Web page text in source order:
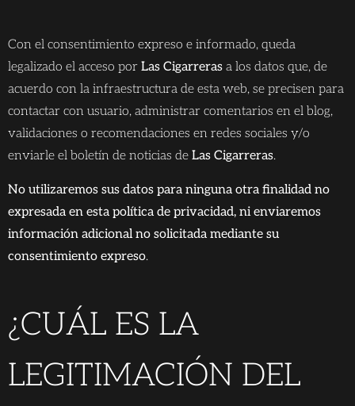
Con el consentimiento expreso e informado, queda
legalizado el acceso por Las Cigarreras a los datos que, de
acuerdo con la infraestructura de esta web, se precisen para
contactar con usuario, administrar comentarios en el blog,
validaciones o recomendaciones en redes sociales y/o
enviarle el boletín de noticias de Las Cigarreras.
No utilizaremos sus datos para ninguna otra finalidad no
expresada en esta política de privacidad, ni enviaremos
información adicional no solicitada mediante su
consentimiento expreso.
¿CUÁL ES LA
LEGITIMACIÓN DEL